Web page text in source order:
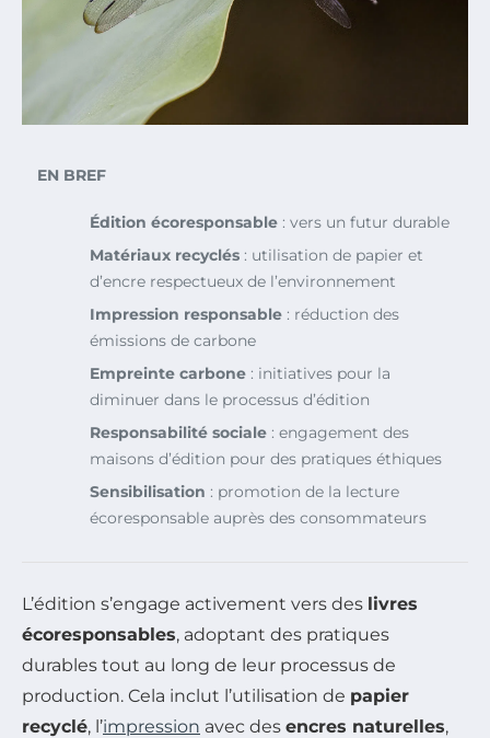
EN BREF
Édition écoresponsable : vers un futur durable
Matériaux recyclés : utilisation de papier et
d’encre respectueux de l’environnement
Impression responsable : réduction des
émissions de carbone
Empreinte carbone : initiatives pour la
diminuer dans le processus d’édition
Responsabilité sociale : engagement des
maisons d’édition pour des pratiques éthiques
Sensibilisation : promotion de la lecture
écoresponsable auprès des consommateurs
L’édition s’engage activement vers des livres
écoresponsables, adoptant des pratiques
durables tout au long de leur processus de
production. Cela inclut l’utilisation de papier
recyclé, l’impression avec des encres naturelles,